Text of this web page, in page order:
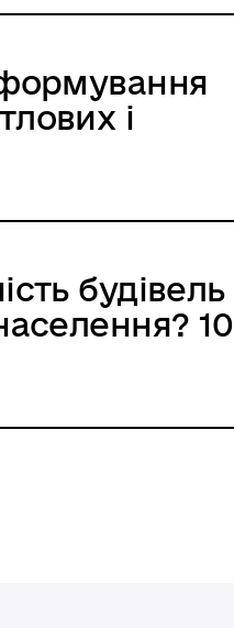
і
будівель
10